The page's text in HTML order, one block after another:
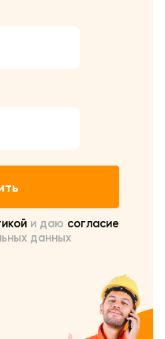
и даю согласие
данных